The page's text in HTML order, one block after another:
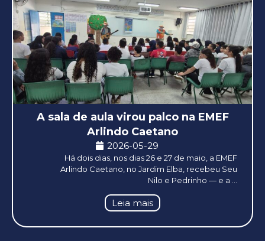
A sala de aula virou palco na EMEF
Arlindo Caetano
2026-05-29
Há dois dias, nos dias 26 e 27 de maio, a EMEF
Arlindo Caetano, no Jardim Elba, recebeu Seu
Nilo e Pedrinho — e a ...
Leia mais